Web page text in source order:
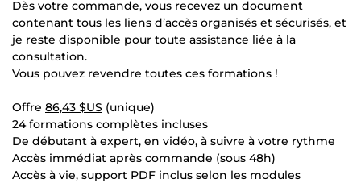
Dès votre commande, vous recevez un document
contenant tous les liens d’accès organisés et sécurisés, et
je reste disponible pour toute assistance liée à la
consultation.
Vous pouvez revendre toutes ces formations !
Offre 86,43 $US (unique)
24 formations complètes incluses
De débutant à expert, en vidéo, à suivre à votre rythme
Accès immédiat après commande (sous 48h)
Accès à vie, support PDF inclus selon les modules